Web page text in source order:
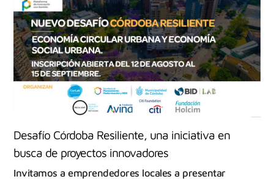
Desafío Córdoba Resiliente, una iniciativa en
busca de proyectos innovadores
Invitamos a emprendedores locales a presentar